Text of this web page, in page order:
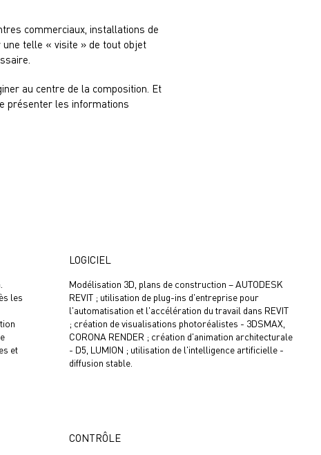
commerciaux, installations de
telle « visite » de tout objet
au centre de la composition. Et
présenter les informations
les
et
LOGICIEL
Modélisation 3D, plans de construction – AUTODESK
REVIT ; utilisation de plug-ins d'entreprise pour
l'automatisation et l'accélération du travail dans REVIT
; création de visualisations photoréalistes - 3DSMAX,
CORONA RENDER ; création d'animation architecturale
- D5, LUMION ; utilisation de l'intelligence artificielle -
diffusion stable.
CONTRÔLE